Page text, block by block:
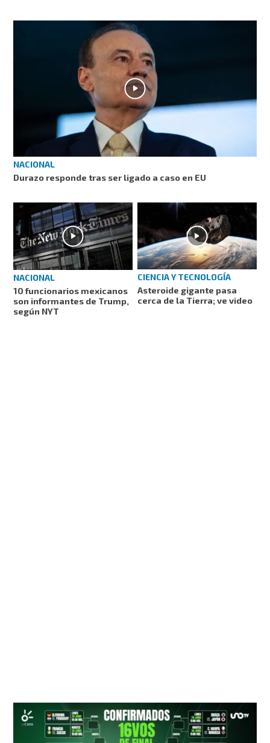
NACIONAL
Durazo responde tras ser ligado a caso en EU
NACIONAL
10 funcionarios mexicanos
son informantes de Trump,
según NYT
CIENCIA Y TECNOLOGÍA
Asteroide gigante pasa
cerca de la Tierra; ve video